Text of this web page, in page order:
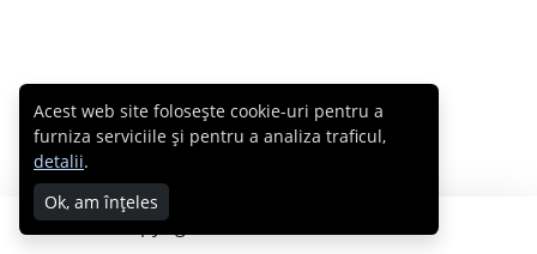
Copyright © 2007 - 2026 Cabral.ro
Acest web site folosește cookie-uri pentru a
furniza serviciile și pentru a analiza traficul,
detalii.
Ok, am înțeles